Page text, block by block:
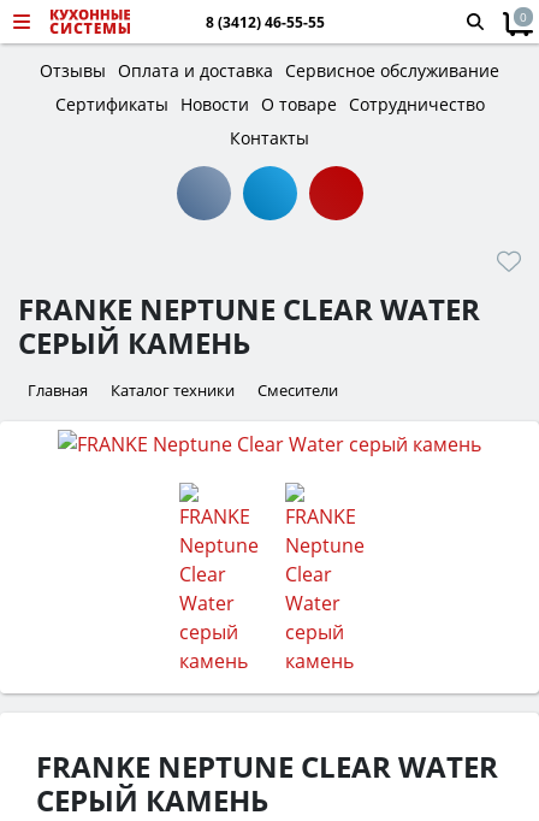
8 (3412) 46-55-55 0
Отзывы Оплата и доставка Сервисное обслуживание
Сертификаты
Новости О товаре Сотрудничество
Контакты
FRANKE NEPTUNE CLEAR WATER
СЕРЫЙ КАМЕНЬ
Главная Каталог техники Смесители
FRANKE NEPTUNE CLEAR WATER
СЕРЫЙ КАМЕНЬ